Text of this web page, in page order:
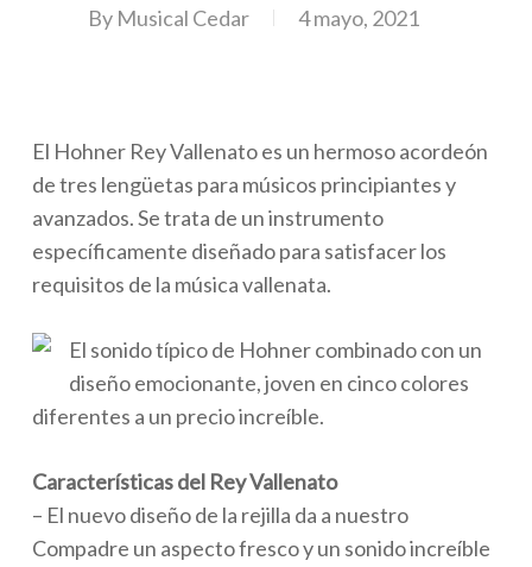
By Musical Cedar 4 mayo, 2021
El Hohner Rey Vallenato es un hermoso acordeón
de tres lengüetas para músicos principiantes y
avanzados. Se trata de un instrumento
específicamente diseñado para satisfacer los
requisitos de la música vallenata.
El sonido típico de Hohner combinado con un
diseño emocionante, joven en cinco colores
diferentes a un precio increíble.
Características del Rey Vallenato
– El nuevo diseño de la rejilla da a nuestro
Compadre un aspecto fresco y un sonido increíble